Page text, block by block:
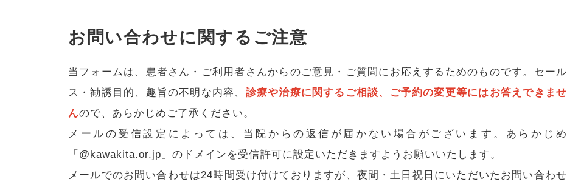
お問い合わせに関するご注意
当フォームは、患者さん・ご利用者さんからのご意見・ご質問にお応えするためのものです。セール
ス・勧誘目的、趣旨の不明な内容、 診療や治療に関するご相談、ご予約の変更等にはお答えできませ
んので、あらかじめご了承ください。
メールの受信設定によっては、当院からの返信が届かない場合がございます。あらかじめ
「@kawakita.or.jp」のドメインを受信許可に設定いただきますようお願いいたします。
メールでのお問い合わせは24時間受け付けておりますが、夜間・土日祝日にいただいたお問い合わせ